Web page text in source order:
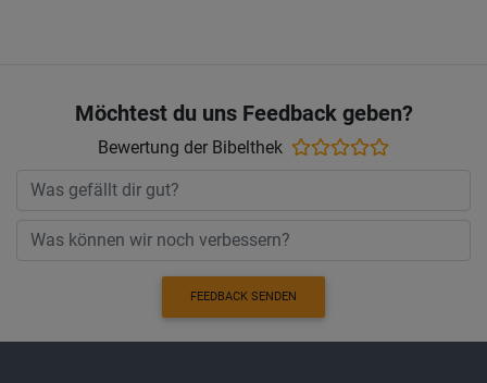
Möchtest du uns Feedback geben?
Bewertung der Bibelthek
FEEDBACK SENDEN